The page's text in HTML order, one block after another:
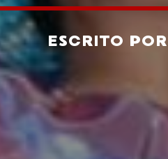
ESCRITO POR